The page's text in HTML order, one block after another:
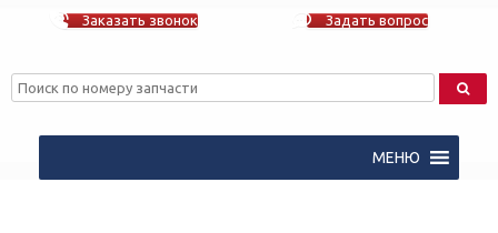
Заказать звонок Задать вопрос
МЕНЮ